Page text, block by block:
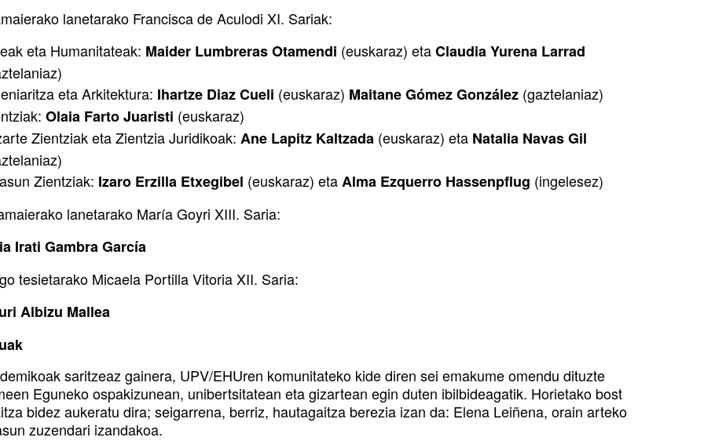
lanetarako Francisca de Aculodi XI. Sariak:
eta Humanitateak: Maider Lumbreras Otamendi (euskaraz) etaClaudia Yurena Larrad
eta Arkitektura: Ihartze Diaz Cueli (euskaraz) Maitane Gómez González (gaztelaniaz)
Olaia Farto Juaristi (euskaraz)
Zientziak eta Zientzia Juridikoak: Ane Lapitz Kaltzada (euskaraz) eta Natalia Navas Gil
Zientziak: Izaro Erzilla Etxegibel (euskaraz) etaAlma Ezquerro Hassenpflug (ingelesez)
lanetarako María Goyri XIII. Saria:
Irati Gambra García
tesietarako Micaela Portilla Vitoria XII. Saria:
Albizu Mallea
saritzeaz gainera, UPV/EHUren komunitateko kide diren sei emakume omendu dituzte
Eguneko ospakizunean, unibertsitatean eta gizartean egin duten ibilbideagatik. Horietako bost
bidez aukeratu dira; seigarrena, berriz, hautagaitza berezia izan da: Elena Leiñena, orain arteko
zuzendari izandakoa.